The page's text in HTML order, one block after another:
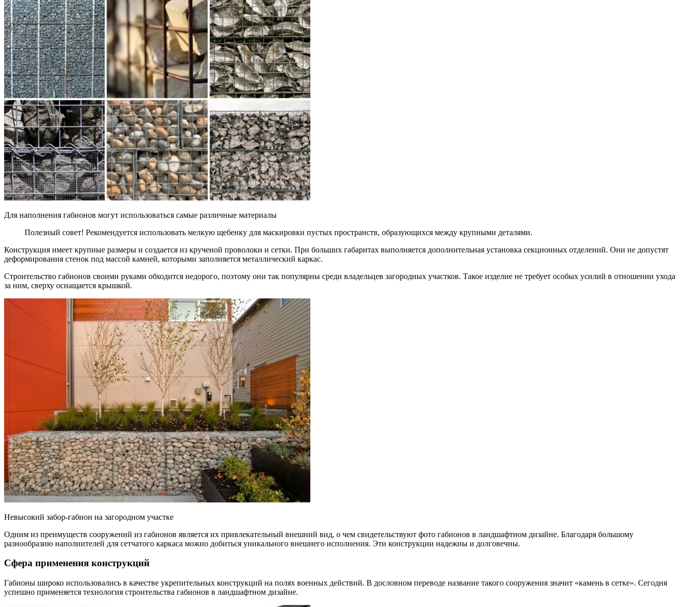
Для наполнения габионов могут использоваться самые различные материалы
Полезный совет! Рекомендуется использовать мелкую щебенку для маскировки пустых пространств, образующихся между крупными деталями.
Конструкция имеет крупные размеры и создается из крученой проволоки и сетки. При больших габаритах выполняется дополнительная установка секционных отделений. Они не допустят
деформирования стенок под массой камней, которыми заполняется металлический каркас.
Строительство габионов своими руками обходится недорого, поэтому они так популярны среди владельцев загородных участков. Такое изделие не требует особых усилий в отношении ухода
за ним, сверху оснащается крышкой.
Невысокий забор-габион на загородном участке
Одним из преимуществ сооружений из габионов является их привлекательный внешний вид, о чем свидетельствуют фото габионов в ландшафтном дизайне. Благодаря большому
разнообразию наполнителей для сетчатого каркаса можно добиться уникального внешнего исполнения. Эти конструкции надежны и долговечны.
Сфера применения конструкций
Габионы широко использовались в качестве укрепительных конструкций на полях военных действий. В дословном переводе название такого сооружения значит «камень в сетке». Сегодня
успешно применяется технология строительства габионов в ландшафтном дизайне.